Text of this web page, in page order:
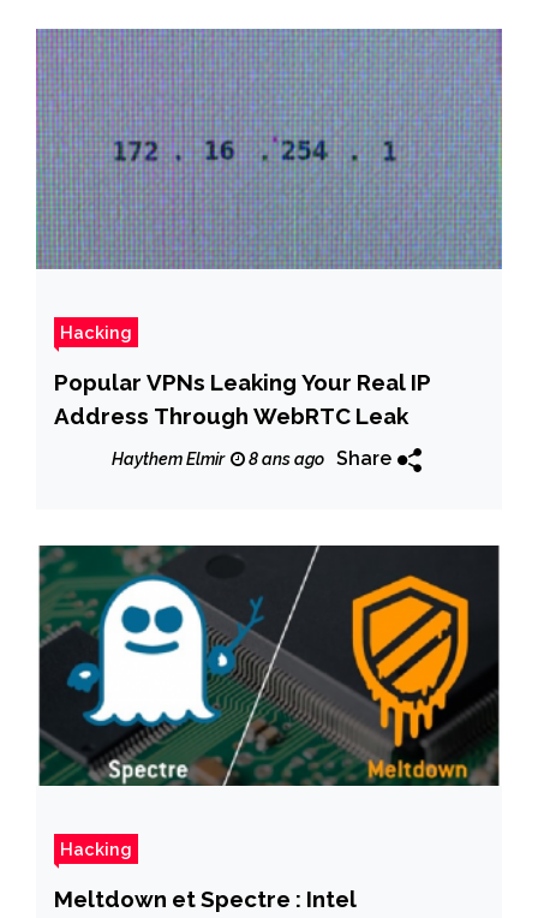
Hacking
Popular VPNs Leaking Your Real IP
Address Through WebRTC Leak
Haythem Elmir 8 ans ago Share
Hacking
Meltdown et Spectre : Intel